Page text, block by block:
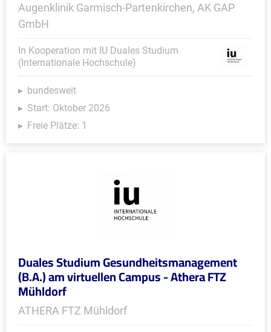
Augenklinik Garmisch-Partenkirchen, AK GAP
GmbH
In Kooperation mit IU Duales Studium
(Internationale Hochschule)
bundesweit
Start: Oktober 2026
Freie Plätze: 1
Duales Studium Gesundheitsmanagement
(B.A.) am virtuellen Campus - Athera FTZ
Mühldorf
ATHERA FTZ Mühldorf